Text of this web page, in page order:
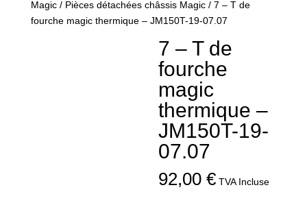
Magic/ Pièces détachées châssis Magic/ 7 – T de
fourche magic thermique – JM150T-19-07.07
7 – T de
fourche
magic
thermique –
JM150T-19-
07.07
92,00€ TVA Incluse